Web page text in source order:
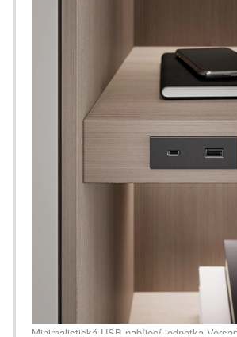
Minimalistická USB nabíjecí jednotka